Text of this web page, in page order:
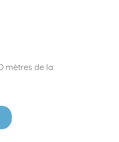
mètres de la